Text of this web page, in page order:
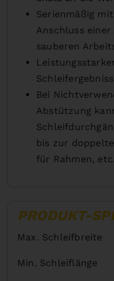
Serienmäßig
Anschluss einer
sauberen
Bei
Abstützung
bis zur
für Rahmen, etc.
PRODUKT-
Max. Schleifbreite
Min. Schleiflänge